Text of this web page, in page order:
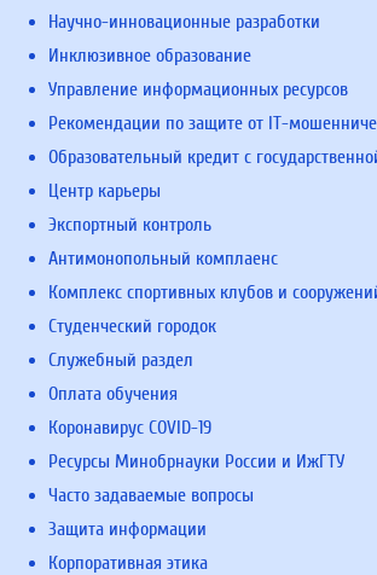
Научно-инновационные разработки
Инклюзивное образование
Управление информационных ресурсов
Рекомендации по защите от IT-
Образовательный кредит с
Центр карьеры
Экспортный контроль
Антимонопольный комплаенс
Комплекс спортивных клубов и
Студенческий городок
Служебный раздел
Оплата обучения
Коронавирус COVID-19
Ресурсы Минобрнауки России и ИжГТУ
Часто задаваемые вопросы
Защита информации
Корпоративная этика